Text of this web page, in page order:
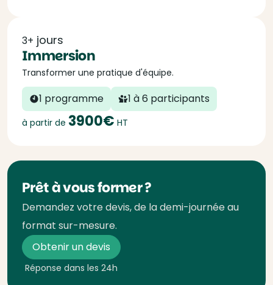
3+ jours
Immersion
Transformer une pratique d'équipe.
1 programme 1 à 6 participants
à partir de 3900€ HT
Prêt à vous former ?
Demandez votre devis, de la demi-journée au
format sur-mesure.
Obtenir un devis
Réponse dans les 24h